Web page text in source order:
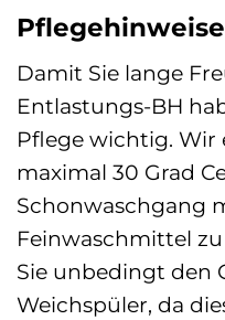
Damit Sie lange
Entlastungs-BH
Pflege wichtig. Wir
maximal 30 Grad
Schonwaschgang
Feinwaschmittel
Sie unbedingt den
Weichspüler, da